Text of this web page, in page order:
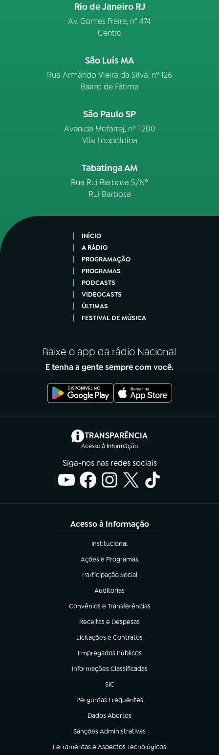
Rio de Janeiro RJ
Av. Gomes Freire, n° 474
Centro
São Luís MA
Rua Armando Vieira da Silva, nº 126
Bairro de Fátima
São Paulo SP
Avenida Mofarrej, nº 1.200
Vila Leopoldina
Tabatinga AM
Rua Rui Barbosa S/Nº
Rui Barbosa
INÍCIO
A RÁDIO
PROGRAMAÇÃO
PROGRAMAS
PODCASTS
VIDEOCASTS
ÚLTIMAS
FESTIVAL DE MÚSICA
Baixe o app da rádio Nacional
E tenha a gente sempre com você.
TRANSPARÊNCIA
Acesso à Informação
(abre em nova aba)
Siga-nos nas redes sociais
Acesso à Informação
Institucional
(abre em nova aba)
Ações e Programas
(abre em nova aba)
Participação Social
(abre em nova aba)
Auditorias
(abre em nova aba)
Convênios e Transferências
(abre em nova aba)
Receitas e Despesas
(abre em nova aba)
Licitações e Contratos
(abre em nova aba)
Empregados Públicos
(abre em nova aba)
Informações Classificadas
(abre em nova aba)
SIC
(abre em nova aba)
Perguntas Frequentes
(abre em nova aba)
Dados Abertos
(abre em nova aba)
Sanções Administrativas
(abre em nova aba)
Ferramentas e Aspectos Tecnológicos
(abre em nova aba)